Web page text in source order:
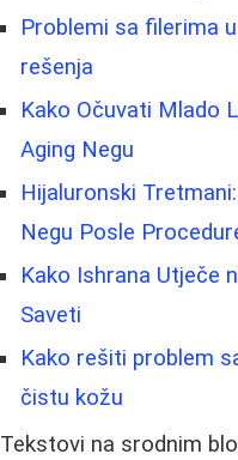
Problemi sa filerima
rešenja
Kako Očuvati Mlado
Aging Negu
Hijaluronski
Negu Posle
Kako Ishrana Utječe
Saveti
Kako rešiti problem
čistu kožu
Tekstovi na srodnim